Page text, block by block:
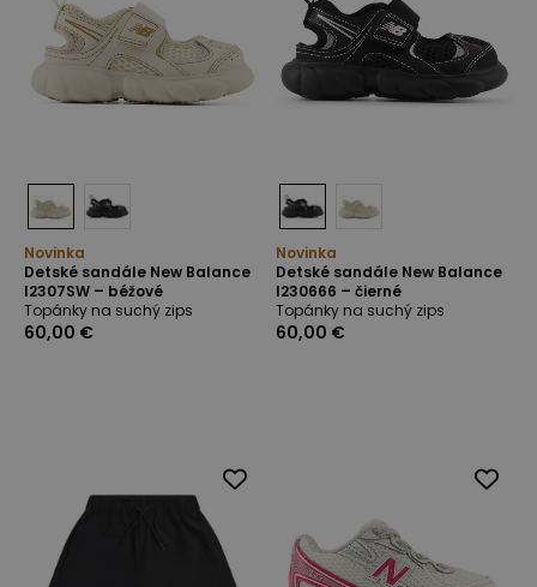
Novinka
Detské sandále New Balance
I2307SW – béžové
Topánky na suchý zips
60,00 €
Novinka
Detské sandále New Balance
I230666 – čierné
Topánky na suchý zips
60,00 €